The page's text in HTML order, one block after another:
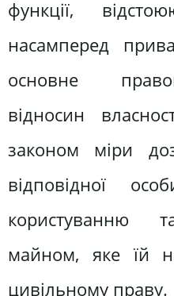
функції,
насамперед
основне
відносин
законом міри
відповідної
користуванню
майном, яке їй
цивільному праву.